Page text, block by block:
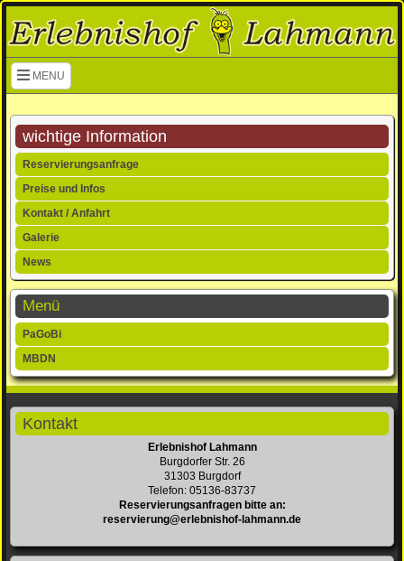
MENU
Navigation überspringen
wichtige Information
Navigation
überspringen
Reservierungsanfrage
Preise und Infos
Kontakt / Anfahrt
Galerie
News
Menü
Navigation
überspringen
PaGoBi
MBDN
Kontakt
Erlebnishof Lahmann
Burgdorfer Str. 26
31303 Burgdorf
Telefon: 05136-83737
Reservierungsanfragen bitte an:
reservierung@erlebnishof-lahmann.de